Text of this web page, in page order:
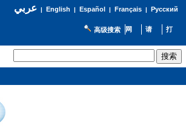
عربي| English | Español | Français| Русский
高级搜索